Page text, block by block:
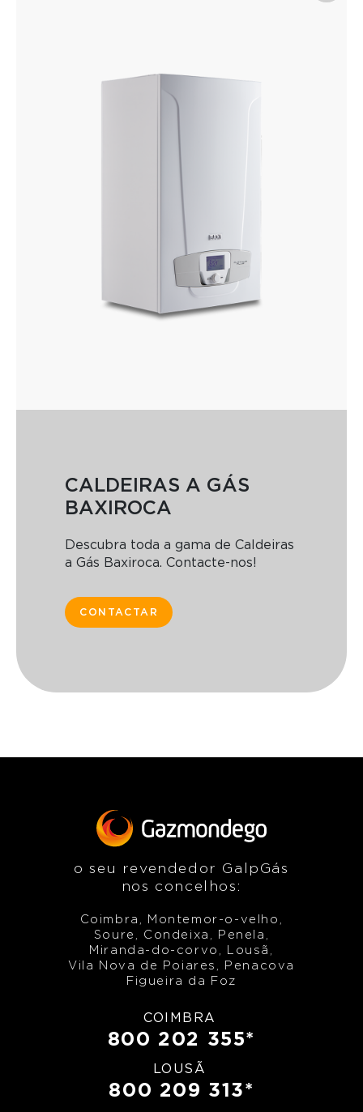
CALDEIRAS A GÁS
BAXIROCA
Descubra toda a gama de Caldeiras
a Gás Baxiroca. Contacte-nos!
CONTACTAR
o seu revendedor GalpGás
nos concelhos:
Coimbra, Montemor-o-velho,
Soure, Condeixa, Penela,
Miranda-do-corvo, Lousã,
Vila Nova de Poiares, Penacova
Figueira da Foz
COIMBRA
800 202 355*
LOUSÃ
800 209 313*